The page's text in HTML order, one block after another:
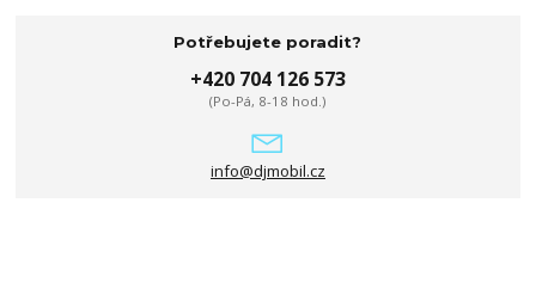
Potřebujete poradit?
+420 704 126 573
(Po-Pá, 8-18 hod.)
info@djmobil.cz